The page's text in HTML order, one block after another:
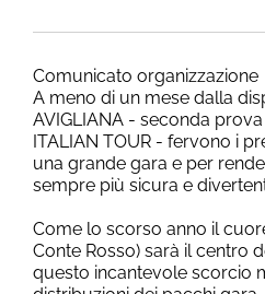
Comunicato organizzazione
A meno di un mese dalla
AVIGLIANA - seconda
ITALIAN TOUR - fervono i
una grande gara e per
sempre più sicura e
Come lo scorso anno il
Conte Rosso) sarà il centro
questo incantevole scorcio